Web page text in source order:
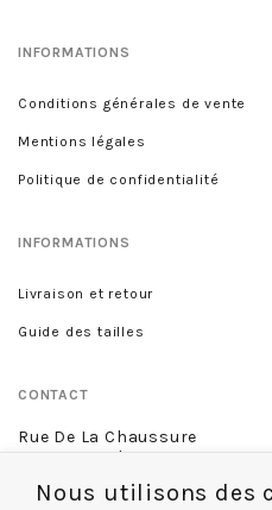
INFORMATIONS
Conditions générales de vente
Mentions légales
Politique de confidentialité
INFORMATIONS
Livraison et retour
Guide des tailles
CONTACT
Rue De La Chaussure
46 rue Royale
02 38 68 60 13
Nous utilisons des